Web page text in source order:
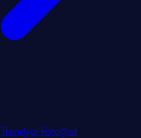
Trendyol Fotoğraf